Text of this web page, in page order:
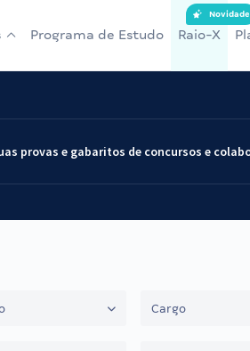
Programa de Estudo Raio-X
Novidade
provas e gabaritos de concursos e
Cargo